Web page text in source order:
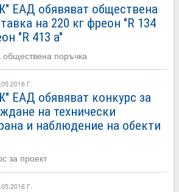
обявяват обществена
на 220 кг фреон "R 134
"R 413 а"
поръчка
Г.
обявяват конкурс за
на технически
и наблюдение на обекти
за проект
Г.